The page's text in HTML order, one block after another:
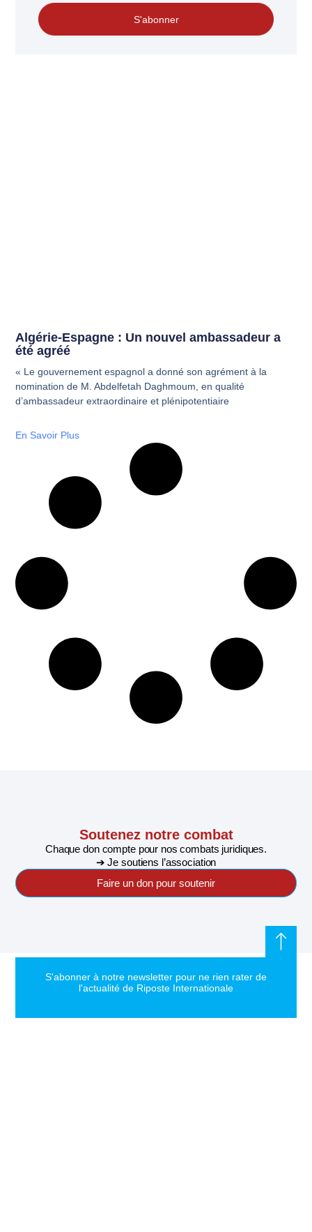
S'abonner
Algérie-Espagne : Un nouvel ambassadeur a
été agréé
« Le gouvernement espagnol a donné son agrément à la
nomination de M. Abdelfetah Daghmoum, en qualité
d’ambassadeur extraordinaire et plénipotentiaire
En Savoir Plus
Soutenez notre combat
Chaque don compte pour nos combats juridiques.
➔ Je soutiens l’association
Faire un don pour soutenir
S'abonner à notre newsletter pour ne rien rater de
l'actualité de Riposte Internationale